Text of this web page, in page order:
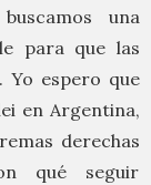
una
para que las
Yo espero que
en Argentina,
derechas
qué seguir